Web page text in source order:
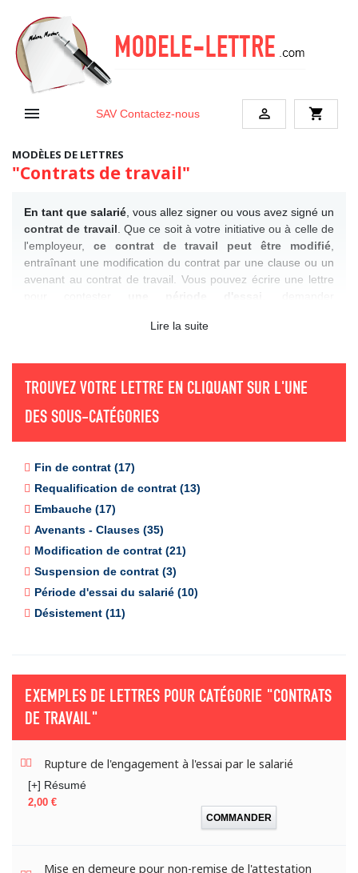
 SAV Contactez-nous  shopping_cart
MODÈLES DE LETTRES
"Contrats de travail"
En tant que salarié , vous allez signer ou vous avez signé un
contrat de travail . Que ce soit à votre initiative ou à celle de
l'employeur, ce contrat de travail peut être modifié
entraînant une modification du contrat par une clause ou un
avenant au contrat de travail. Vous pouvez écrire une lettre
exemples de lettres de désistement
promesse d'embauche. Enfin,la fin du contrat du travail
peut nécessiter unelettre type de rupture
conventionnelle CDI, la réclamation des documents de fin de
contrat, la demande d'un certificat de travail, etc...
Lire la suite
TROUVEZ VOTRE LETTRE EN CLIQUANT SUR L'UNE
DES SOUS-CATÉGORIES
Fin de contrat (17)
Requalification de contrat (13)
Embauche (17)
Avenants - Clauses (35)
Modification de contrat (21)
Suspension de contrat (3)
Période d'essai du salarié (10)
Désistement (11)
EXEMPLES DE LETTRES POUR CATÉGORIE "CONTRATS
DE TRAVAIL"
Rupture de l'engagement à l'essai par le salarié
[+] Résumé
Prix
2,00 €
COMMANDER
Mise en demeure pour non-remise de l'attestation